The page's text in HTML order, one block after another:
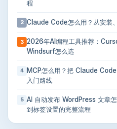
程
2 Claude Code怎么用？从安装
3 2026年AI编程工具推荐：
Windsurf怎么选
4
MCP怎么用？把 Claude
入门路线
5 AI 自动发布 WordPress 文章
到标签设置的完整流程